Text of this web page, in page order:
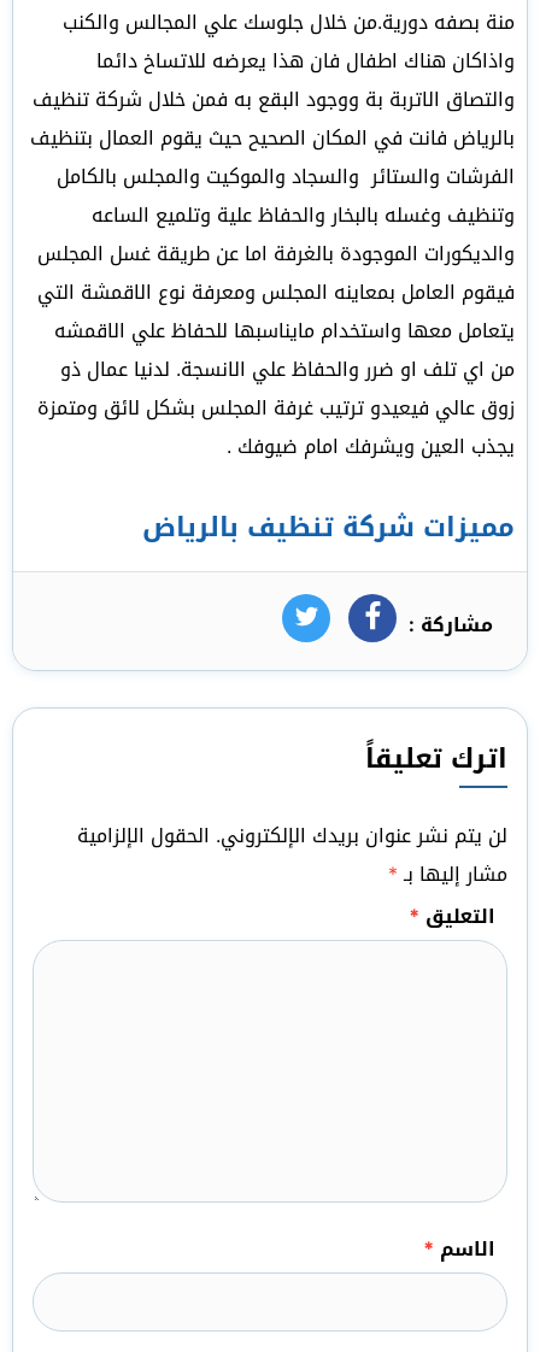
منة بصفه دورية.من خلال جلوسك علي المجالس والكنب
واذاكان هناك اطفال فان هذا يعرضه للاتساخ دائما
والتصاق الاتربة بة ووجود البقع به فمن خلال شركة تنظيف
بالرياض فانت في المكان الصحيح حيث يقوم العمال بتنظيف
الفرشات والستائر والسجاد والموكيت والمجلس بالكامل
وتنظيف وغسله بالبخار والحفاظ علية وتلميع الساعه
والديكورات الموجودة بالغرفة اما عن طريقة غسل المجلس
فيقوم العامل بمعاينه المجلس ومعرفة نوع الاقمشة التي
يتعامل معها واستخدام مايناسبها للحفاظ علي الاقمشه
من اي تلف او ضرر والحفاظ علي الانسجة. لدنيا عمال ذو
زوق عالي فيعيدو ترتيب غرفة المجلس بشكل لائق ومتمزة
يجذب العين ويشرفك امام ضيوفك .
مميزات شركة تنظيف بالرياض
مشاركة : فيسبوكتويتر
اترك تعليقاً
لن يتم نشر عنوان بريدك الإلكتروني. الحقول الإلزامية
مشار إليها بـ*
التعليق *
الاسم *